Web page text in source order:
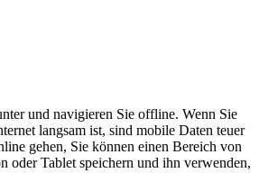
und navigieren Sie offline. Wenn Sie
langsam ist, sind mobile Daten teuer
gehen, Sie können einen Bereich von
oder Tablet speichern und ihn verwenden,